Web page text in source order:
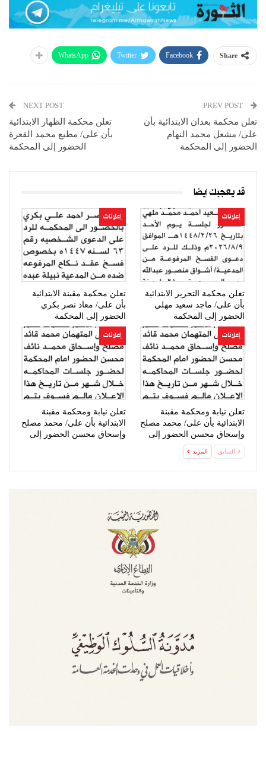
Share
Facebook
Twitter
WhatsApp
تعلن محكمة بعدان الابتدائية بأن
على/ مشعل محمد النهام
الحضور إلى المحكمة
NEXT POST
تعلن محكمة الظهار الابتدائية
بأن على/ مطيع محمد القعرة
الحضور إلى المحكمة
قد يعجبك ايضا
إعلانات
تعلن محكمة التحرير الابتدائية
بأن على/ ماجد سعيد مهلي
الحضور إلى المحكمة
إعلانات
تعلن محكمة مقبنة الابتدائية
بأن على/ معاذ نصر بكري
الحضور إلى المحكمة
إعلانات
تعلن نيابة ومحكمة مقبنة
الابتدائية بأن على/ محمد مصلح
وإسحاق محسن الحضور إلى
إعلانات
تعلن نيابة ومحكمة مقبنة
الابتدائية بأن على/ محمد مصلح
وإسحاق محسن الحضور إلى
السابق المزيد